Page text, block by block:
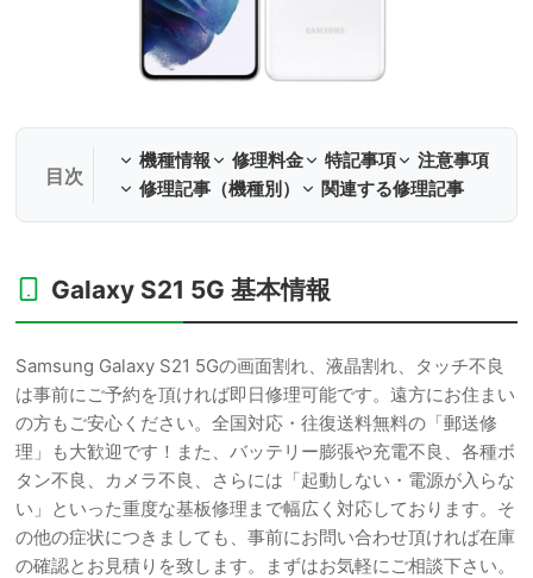
機種情報 修理料金 特記事項
注意事項
修理記事（機種別）
関連する修理記事
Galaxy S21 5G 基本情報
Samsung Galaxy S21 5Gの画面割れ、液晶割れ、タッチ不良
は事前にご予約を頂ければ即日修理可能です。遠方にお住まい
の方もご安心ください。全国対応・往復送料無料の「郵送修
理」も大歓迎です！また、バッテリー膨張や充電不良、各種ボ
タン不良、カメラ不良、さらには「起動しない・電源が入らな
い」といった重度な基板修理まで幅広く対応しております。そ
の他の症状につきましても、事前にお問い合わせ頂ければ在庫
の確認とお見積りを致します。まずはお気軽にご相談下さい。